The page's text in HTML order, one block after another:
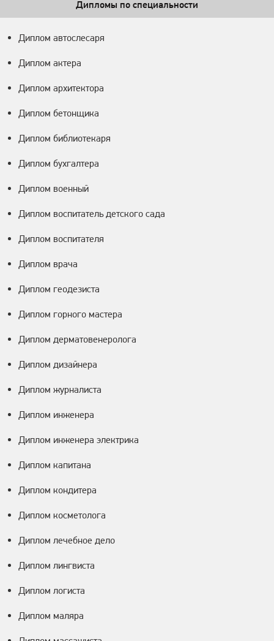
Дипломы по специальности
Диплом автослесаря
Диплом актера
Диплом архитектора
Диплом бетонщика
Диплом библиотекаря
Диплом бухгалтера
Диплом военный
Диплом воспитатель детского сада
Диплом воспитателя
Диплом врача
Диплом геодезиста
Диплом горного мастера
Диплом дерматовенеролога
Диплом дизайнера
Диплом журналиста
Диплом инженера
Диплом инженера электрика
Диплом капитана
Диплом кондитера
Диплом косметолога
Диплом лечебное дело
Диплом лингвиста
Диплом логиста
Диплом маляра